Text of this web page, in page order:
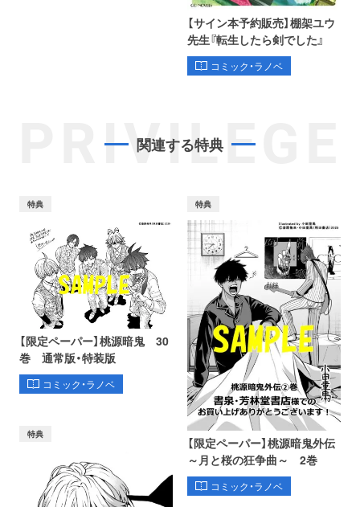
【サイン本予約販売】棚架ユウ
先生『転生したら剣でした』
コミック・ラノベ
PRIVILEGE
関連する特典
特典
【限定ペーパー】桃源暗鬼 30
巻 通常版・特装版
コミック・ラノベ
特典
【限定ペーパー】桃源暗鬼外伝
～月と桜の狂争曲～ 2巻
コミック・ラノベ
特典